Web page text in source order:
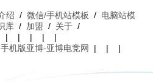
绍 / 微信/手机站模板 / 电脑站模
库 / 加盟 / 关于 /
| | | | | | |
手机版亚博-亚博电竞网 | | |